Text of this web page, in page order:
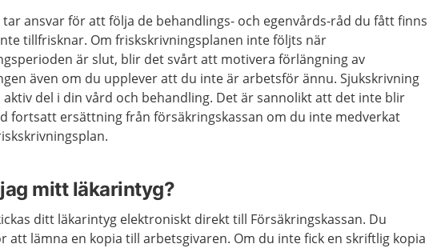
ansvar för att följa de behandlings- och egenvårds-råd du fått finns
tillfrisknar. Om friskskrivningsplanen inte följts när
är slut, blir det svårt att motivera förlängning av
även om du upplever att du inte är arbetsför ännu. Sjukskrivning
aktiv del i din vård och behandling. Det är sannolikt att det inte blir
fortsatt ersättning från försäkringskassan om du inte medverkat
mitt läkarintyg?
ditt läkarintyg elektroniskt direkt till Försäkringskassan. Du
att lämna en kopia till arbetsgivaren. Om du inte fick en skriftlig kopia